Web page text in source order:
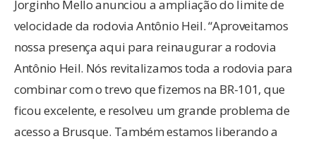
Jorginho Mello anunciou a ampliação do limite de
velocidade da rodovia Antônio Heil. “Aproveitamos
nossa presença aqui para reinaugurar a rodovia
Antônio Heil. Nós revitalizamos toda a rodovia para
combinar com o trevo que fizemos na BR-101, que
ficou excelente, e resolveu um grande problema de
acesso a Brusque. Também estamos liberando a